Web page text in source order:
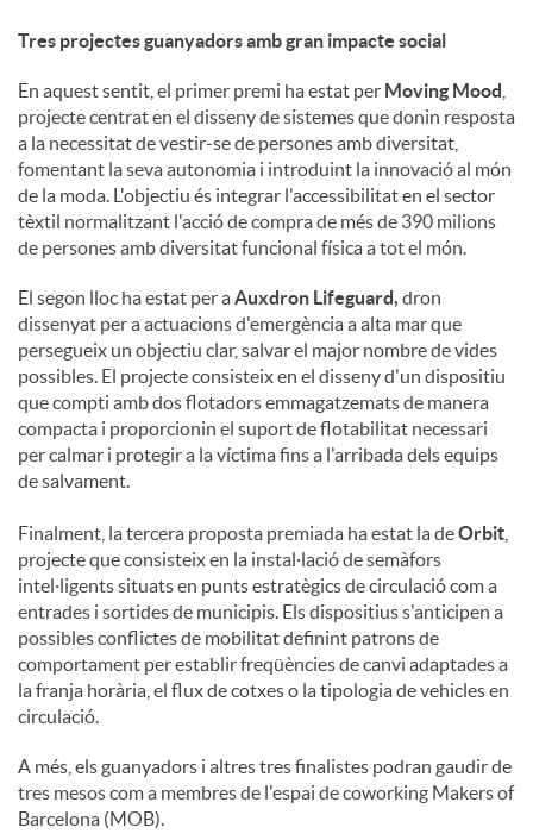
Tres projectes guanyadors amb gran impacte social
En aquest sentit, el primer premi ha estat per Moving Mood
projecte centrat en el disseny de sistemes que donin resposta
a la necessitat de vestir-se de persones amb diversitat,
fomentant la seva autonomia i introduint la innovació al món
de la moda. L'objectiu és integrar l'accessibilitat en el sector
tèxtil normalitzant l'acció de compra de més de 390 milions
de persones amb diversitat funcional física a tot el món.
El segon lloc ha estat per aAuxdron Lifeguard, dron
dissenyat per a actuacions d'emergència a alta mar que
persegueix un objectiu clar, salvar el major nombre de vides
possibles. El projecte consisteix en el disseny d'un dispositiu
que compti amb dos flotadors emmagatzemats de manera
compacta i proporcionin el suport de flotabilitat necessari
per calmar i protegir a la víctima fins a l'arribada dels equips
de salvament.
Finalment, la tercera proposta premiada ha estat la deOrbit
projecte que consisteix en la instal·lació de semàfors
intel·ligents situats en punts estratègics de circulació com a
entrades i sortides de municipis. Els dispositius s'anticipen a
possibles conflictes de mobilitat definint patrons de
comportament per establir freqüències de canvi adaptades a
la franja horària, el flux de cotxes o la tipologia de vehicles en
circulació.
A més, els guanyadors i altres tres finalistes podran gaudir de
tres mesos com a membres de l'espai de coworking Makers of
Barcelona (MOB).